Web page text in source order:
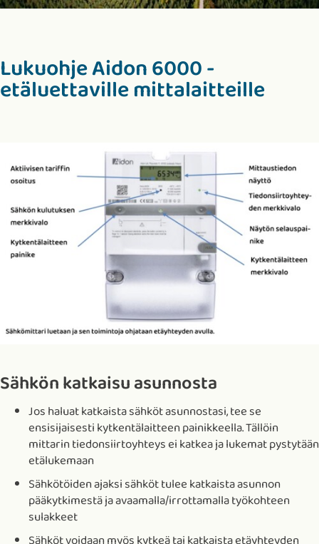
Lukuohje Aidon 6000 -
etäluettaville mittalaitteille
Sähkön katkaisu asunnosta
Jos haluat katkaista sähköt asunnostasi, tee se
ensisijaisesti kytkentälaitteen painikkeella. Tällöin
mittarin tiedonsiirtoyhteys ei katkea ja lukemat pystytään
etälukemaan
Sähkötöiden ajaksi sähköt tulee katkaista asunnon
pääkytkimestä ja avaamalla/irrottamalla työkohteen
sulakkeet